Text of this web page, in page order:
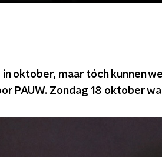
oktober, maar tóch kunnen
PAUW. Zondag 18 oktober